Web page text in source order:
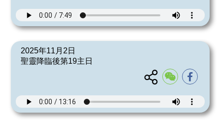
2025年11月2日
聖靈降臨後第19主日